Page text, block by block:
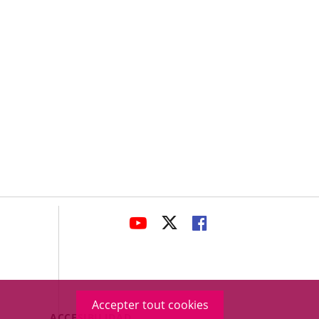
Accepter tout cookies
ENLACE
APLICACIÓN
EXTERNA.
ENLACE
APLICACIÓN
EXTERNA.
ENLACE
APLICACIÓN
EXTERNA.